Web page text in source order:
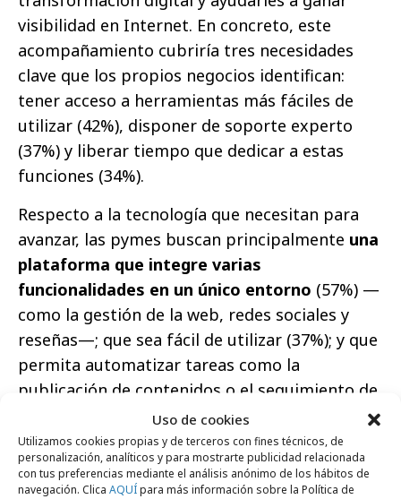
Uso de cookies
Utilizamos cookies propias y de terceros con fines técnicos, de
personalización, analíticos y para mostrarte publicidad relacionada
con tus preferencias mediante el análisis anónimo de los hábitos de
navegación. Clica AQUÍpara más información sobre la Política de
visibilidad en Internet. En concreto, este
acompañamiento cubriría tres necesidades
clave que los propios negocios identifican:
tener acceso a herramientas más fáciles de
utilizar (42%), disponer de soporte experto
(37%) y liberar tiempo que dedicar a estas
funciones (34%).
Respecto a la tecnología que necesitan para
avanzar, las pymes buscan principalmente una
plataforma que integre varias
funcionalidades en un único entorno (57%) —
como la gestión de la web, redes sociales y
reseñas—; que sea fácil de utilizar (37%); y que
permita automatizar tareas como la
publicación de contenidos o el seguimiento de
campañas (28%). “Las pequeñas empresas no
necesitan más herramientas aisladas, sino
soluciones que les permitan gestionar su
presencia digital de forma sencilla y eficiente.